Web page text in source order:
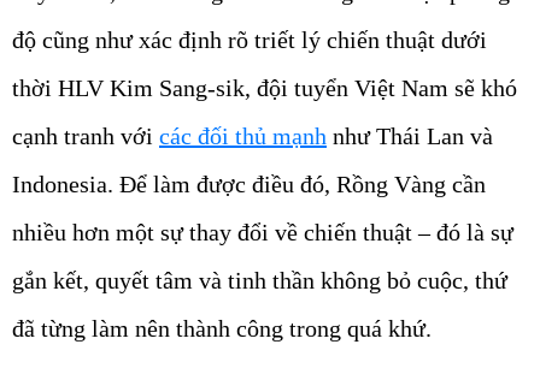
độ cũng như xác định rõ triết lý chiến thuật dưới
thời HLV Kim Sang-sik, đội tuyển Việt Nam sẽ khó
cạnh tranh với các đối thủ mạnh như Thái Lan và
Indonesia. Để làm được điều đó, Rồng Vàng cần
nhiều hơn một sự thay đổi về chiến thuật – đó là sự
gắn kết, quyết tâm và tinh thần không bỏ cuộc, thứ
đã từng làm nên thành công trong quá khứ.